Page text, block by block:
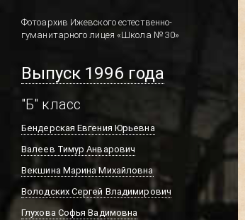
Фотоархив Ижевского естественно-
гуманитарного лицея «Школа № 30»
Выпуск 1996 года
"Б" класс
Бендерская Евгения Юрьевна
Валеев Тимур Анварович
Векшина Марина Михайловна
Володских Сергей Владимирович
Глухова Софья Вадимовна